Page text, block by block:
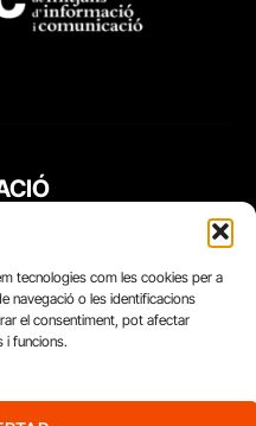
tecnologies com les cookies per a
navegació o les identificacions
el consentiment, pot afectar
i funcions.